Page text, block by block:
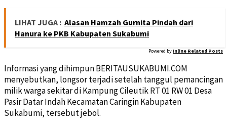
LIHAT JUGA : Alasan Hamzah Gurnita Pindah dari
Hanura ke PKB Kabupaten Sukabumi
Powered by Inline Related Posts
Informasi yang dihimpun BERITAUSUKABUMI.COM
menyebutkan, longsor terjadi setelah tanggul pemancingan
milik warga sekitar di Kampung Cileutik RT 01 RW 01 Desa
Pasir Datar Indah Kecamatan Caringin Kabupaten
Sukabumi, tersebut jebol.